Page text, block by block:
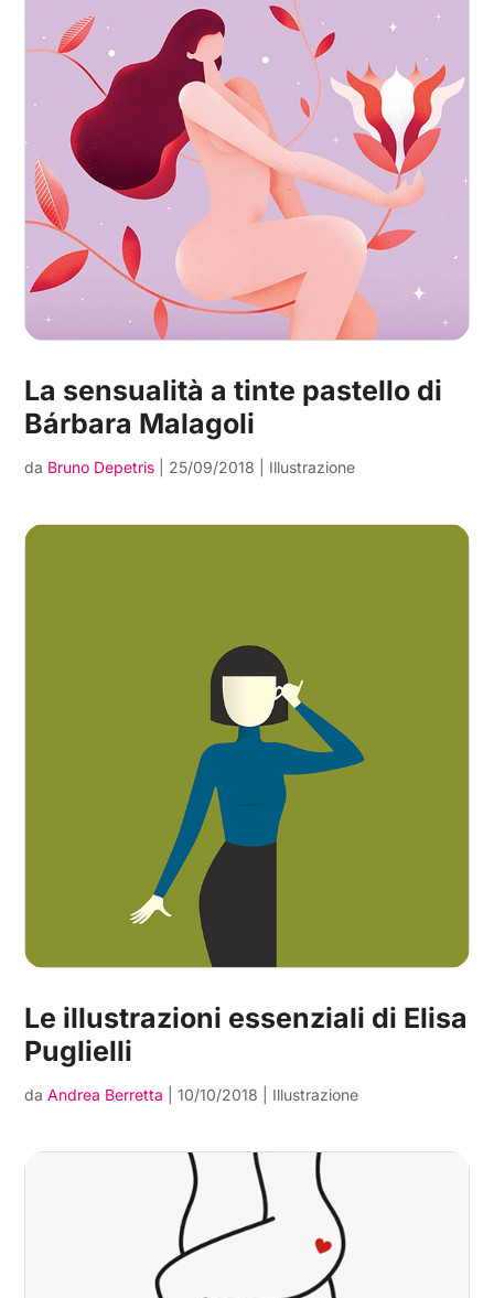
La sensualità a tinte pastello di
Bárbara Malagoli
da Bruno Depetris 25/09/2018 Illustrazione
Le illustrazioni essenziali di Elisa
Puglielli
daAndrea Berretta |10/10/2018 Illustrazione